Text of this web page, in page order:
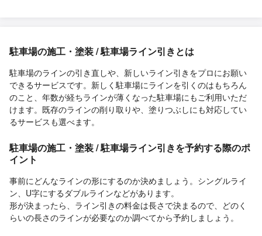
駐車場の施工・塗装 / 駐車場ライン引きとは
駐車場のラインの引き直しや、新しいライン引きをプロにお願い
できるサービスです。新しく駐車場にラインを引くのはもちろん
のこと、年数が経ちラインが薄くなった駐車場にもご利用いただ
けます。既存のラインの削り取りや、塗りつぶしにも対応してい
るサービスも選べます。
駐車場の施工・塗装 / 駐車場ライン引きを予約する際のポ
イント
事前にどんなラインの形にするのか決めましょう。シングルライ
ン、U字にするダブルラインなどがあります。
形が決まったら、ライン引きの料金は長さで決まるので、どのく
らいの長さのラインが必要なのか調べてから予約しましょう。